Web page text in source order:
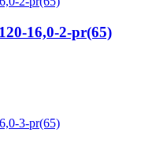
16,0-2-pr(65)